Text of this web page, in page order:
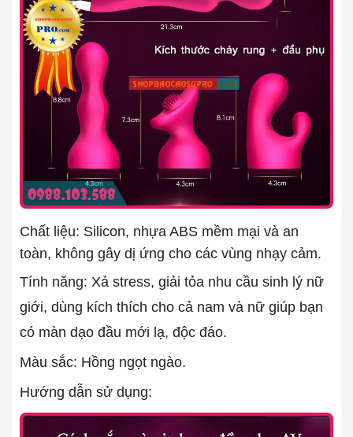
Chất liệu: Silicon, nhựa ABS mềm mại và an
toàn, không gây dị ứng cho các vùng nhạy cảm.
Tính năng: Xả stress, giải tỏa nhu cầu sinh lý nữ
giới, dùng kích thích cho cả nam và nữ giúp bạn
có màn dạo đầu mới lạ, độc đáo.
Màu sắc: Hồng ngọt ngào.
Hướng dẫn sử dụng: